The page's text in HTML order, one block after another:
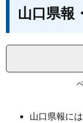
。
て
本
へ
健康・福祉
検索の仕方
山口県報
山口県報に